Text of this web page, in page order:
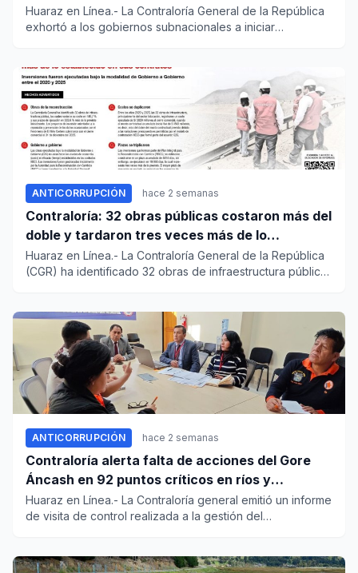
transferencia de gestión
Huaraz en Línea.- La Contraloría General de la República
exhortó a los gobiernos subnacionales a iniciar
ANTICORRUPCIÓN hace 2 semanas
Contraloría: 32 obras públicas costaron más del
doble y tardaron tres veces más de lo
establecido en sus contratos
Huaraz en Línea.- La Contraloría General de la República
(CGR) ha identificado 32 obras de infraestructura pública,
ANTICORRUPCIÓN hace 2 semanas
Contraloría alerta falta de acciones del Gore
Áncash en 92 puntos críticos en ríos y
quebradas de la región
Huaraz en Línea.- La Contraloría general emitió un informe
de visita de control realizada a la gestión del